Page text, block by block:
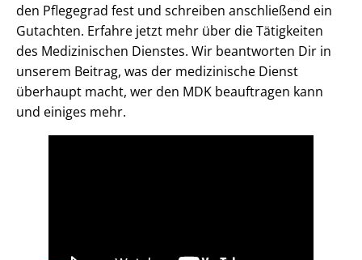
den Pflegegrad fest und schreiben anschließend ein
Gutachten. Erfahre jetzt mehr über die Tätigkeiten
des Medizinischen Dienstes. Wir beantworten Dir in
unserem Beitrag, was der medizinische Dienst
überhaupt macht, wer den MDK beauftragen kann
und einiges mehr.